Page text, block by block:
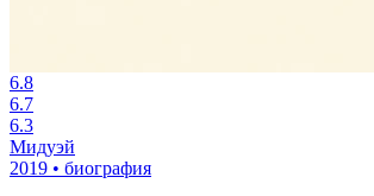
6.8
6.7
6.3
Мидуэй
2019 • биография